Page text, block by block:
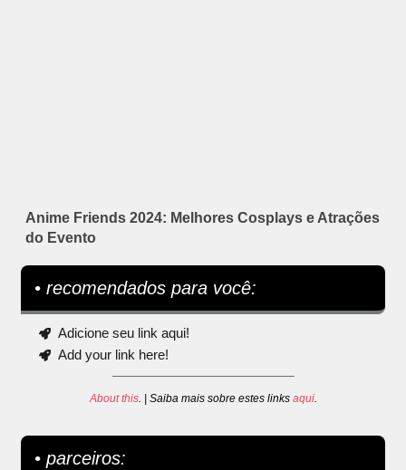
Anime Friends 2024: Melhores Cosplays e Atrações
do Evento
• recomendados para você:
Adicione seu link aqui!
Add your link here!
About this. | Saiba mais sobre estes links aqui.
• parceiros: